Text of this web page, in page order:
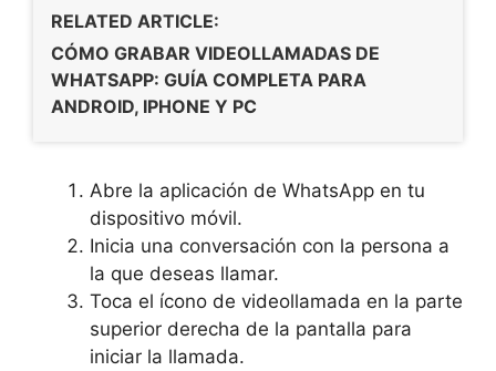
RELATED ARTICLE:
CÓMO GRABAR VIDEOLLAMADAS DE
WHATSAPP: GUÍA COMPLETA PARA
ANDROID, IPHONE Y PC
Abre la aplicación de WhatsApp en tu
dispositivo móvil.
Inicia una conversación con la persona a
la que deseas llamar.
Toca el ícono de videollamada en la parte
superior derecha de la pantalla para
iniciar la llamada.